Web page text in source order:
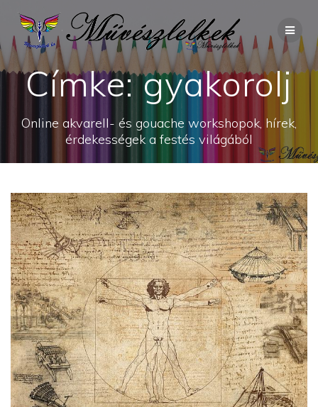
content
Címke:gyakorolj
Online akvarell- és gouache workshopok, hírek,
érdekességek a festés világából